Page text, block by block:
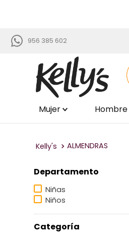
956 385 602
Mujer Hombre
ALMENDRAS
Departamento
Niñas
Niños
Categoría